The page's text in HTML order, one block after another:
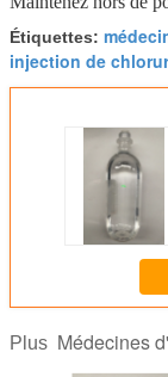
Étiquettes:
injection de
Plus Médecines